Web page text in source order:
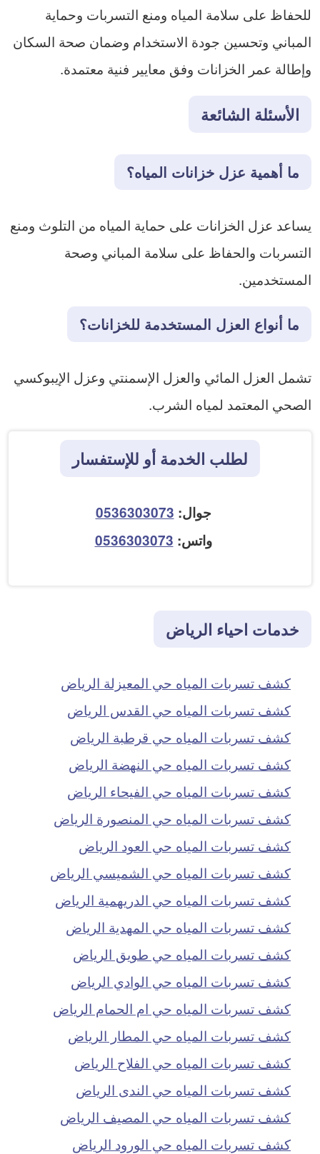
للحفاظ على سلامة المياه ومنع التسربات وحماية
المباني وتحسين جودة الاستخدام وضمان صحة السكان
وإطالة عمر الخزانات وفق معايير فنية معتمدة.
الأسئلة الشائعة
ما أهمية عزل خزانات المياه؟
يساعد عزل الخزانات على حماية المياه من التلوث ومنع
التسربات والحفاظ على سلامة المباني وصحة
المستخدمين.
ما أنواع العزل المستخدمة للخزانات؟
تشمل العزل المائي والعزل الإسمنتي وعزل الإيبوكسي
الصحي المعتمد لمياه الشرب.
لطلب الخدمة أو للإستفسار
جوال: 0536303073
واتس: 0536303073
خدمات احياء الرياض
كشف تسربات المياه حي المعيزلة الرياض
كشف تسربات المياه حي القدس الرياض
كشف تسربات المياه حي قرطبة الرياض
كشف تسربات المياه حي النهضة الرياض
كشف تسربات المياه حي الفيحاء الرياض
كشف تسربات المياه حي المنصورة الرياض
كشف تسربات المياه حي العود الرياض
كشف تسربات المياه حي الشميسي الرياض
كشف تسربات المياه حي الدريهمية الرياض
كشف تسربات المياه حي المهدية الرياض
كشف تسربات المياه حي طويق الرياض
كشف تسربات المياه حي الوادي الرياض
كشف تسربات المياه حي ام الحمام الرياض
كشف تسربات المياه حي المطار الرياض
كشف تسربات المياه حي الفلاح الرياض
كشف تسربات المياه حي الندى الرياض
كشف تسربات المياه حي المصيف الرياض
كشف تسربات المياه حي الورود الرياض